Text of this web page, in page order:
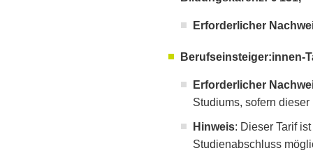
Erforderlicher
Berufseinsteiger:innen-
Erforderlicher
Studiums, sofern
Hinweis: Dieser Tarif
Studienabschluss